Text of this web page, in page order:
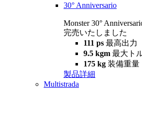
30° Anniversario
Monster 30°
完売いたしました
111 ps 最高出力
9.5 kgm 最大ト
175 kg 装備重量
製品詳細
Multistrada